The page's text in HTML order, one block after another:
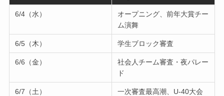
6/4（水）
オープニング、前年大賞チー
ム演舞
6/5（木） 学生ブロック審査
6/6（金）
社会人チーム審査・夜パレー
ド
6/7（土） 一次審査最高潮、U-40大会